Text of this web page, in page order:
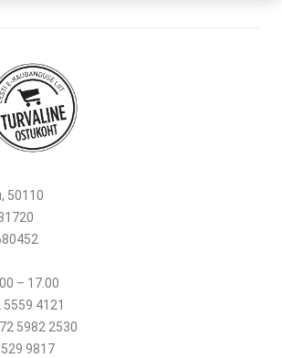
50110
– 17.00
4121
5982 2530
9817